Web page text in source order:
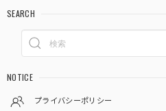
SEARCH
NOTICE
プライバシーポリシー